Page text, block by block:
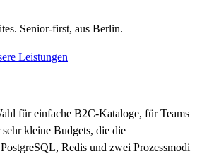
Senior-first, aus Berlin.
Leistungen
für einfache B2C-Kataloge, für Teams
kleine Budgets, die die
Redis und zwei Prozessmodi